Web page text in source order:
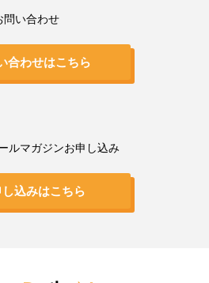
問い合わせ
合わせはこちら
ルマガジンお申し込み
込みはこちら